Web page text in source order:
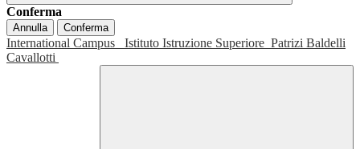
Conferma
Annulla Conferma
International Campus Istituto Istruzione Superiore Patrizi Baldelli
Cavallotti